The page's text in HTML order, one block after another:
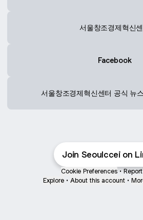
서울창조경제혁신
Facebook
서울창조경제혁신센터 공식 뉴
Join Seoulccei on
Cookie Preferences • Report
Explore • About this account •